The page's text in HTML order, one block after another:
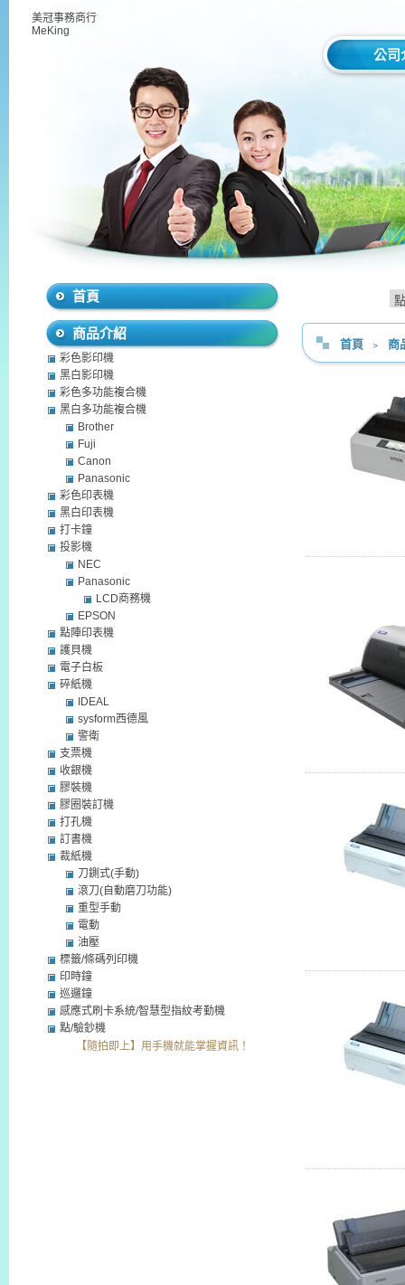
美冠事務商行
MeKing
公司
首頁 ﹥ 商
首頁
商品介紹
彩色影印機
黑白影印機
彩色多功能複合機
黑白多功能複合機
Brother
Fuji
Canon
Panasonic
彩色印表機
黑白印表機
打卡鐘
投影機
NEC
Panasonic
LCD商務機
EPSON
點陣印表機
護貝機
電子白板
碎紙機
IDEAL
sysform西德風
警衛
支票機
收銀機
膠裝機
膠圈裝訂機
打孔機
訂書機
裁紙機
刀鍘式(手動)
滾刀(自動磨刀功能)
重型手動
電動
油壓
標籤/條碼列印機
印時鐘
巡邏鐘
感應式刷卡系統/智慧型指紋考勤機
點/驗鈔機
【隨拍即上】用手機就能掌握資訊！